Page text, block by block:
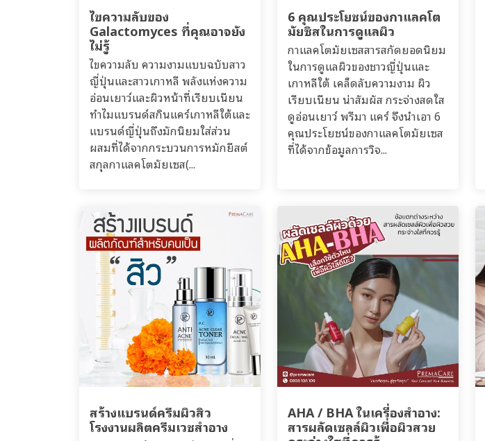
ไขความลับของ
Galactomyces ที่คุณอาจยัง
ไม่รู้
ไขความลับ ความงามแบบฉบับสาว
ญี่ปุ่นและสาวเกาหลี พลังแห่งความ
อ่อนเยาว์และผิวหน้าที่เรียบเนียน
ทำไมแบรนด์สกินแคร์เกาหลีใต้และ
แบรนด์ญี่ปุ่นถึงมักนิยมใส่ส่วน
ผสมที่ได้จากกระบวนการหมักยีสต์
สกุลกาแลคโตมัยเซส(...
6 คุณประโยชน์ของกาแลคโต
มัยซิสในการดูแลผิว
กาแลคโตมัยเซสสารสกัดยอดนิยม
ในการดูแลผิวของชาวญี่ปุ่นและ
เกาหลีใต้ เคล็ดลับความงาม ผิว
เรียบเนียน น่าสัมผัส กระจ่างสดใส
ดูอ่อนเยาว์ พรีมา แคร์ จึงนำเอา 6
คุณประโยชน์ของกาแลคโตมัยเซส
ที่ได้จากข้อมูลการวิจ...
สร้างแบรนด์ครีมผิวสิว
โรงงานผลิตครีมเวชสำอาง
AHA / BHA ในเครื่องสำอาง:
สารผลัดเซลล์ผิวเพื่อผิวสวย